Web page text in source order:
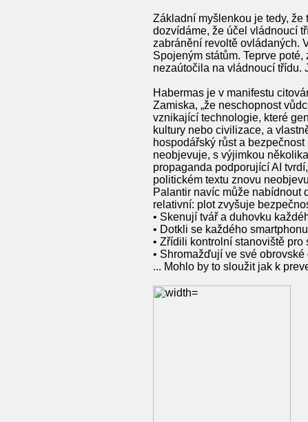
Základní myšlenkou je tedy,
dozvídáme, že účel vládnoucí
zabránění revoltě ovládaných.
Spojeným státům. Teprve
nezaútočila na vládnoucí třídu.
Habermas je v manifestu
Zamiska, „že neschopnost
vznikající technologie, které
kultury nebo civilizace, a
hospodářský růst a
neobjevuje, s výjimkou
propaganda podporující AI
politickém textu znovu
Palantir navíc může nabídnout
relativní: plot zvyšuje
• Skenují tvář a duhovku
• Dotkli se každého
• Zřídili kontrolní stanoviště
• Shromažďují ve své
... Mohlo by to sloužit jak k